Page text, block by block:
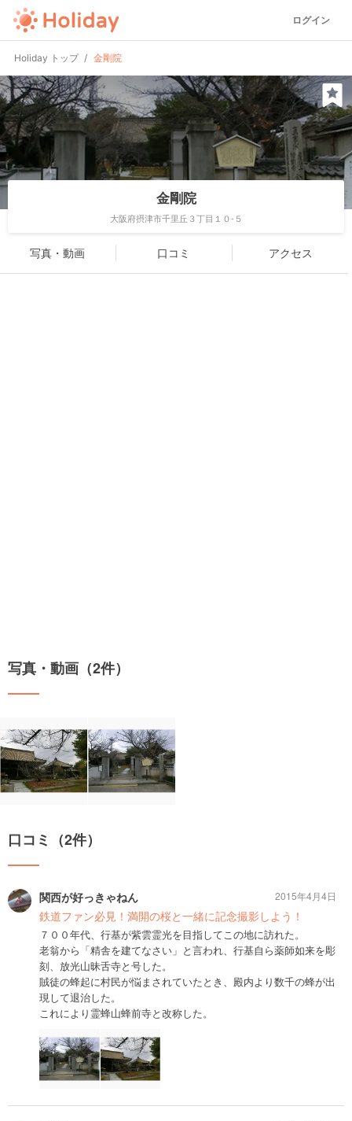
ログイン
Holiday トップ 金剛院
金剛院
大阪府摂津市千里丘３丁目１０-５
写真・動画 口コミ アクセス
写真・動画（2件）
口コミ（2件）
関西が好っきゃねん
鉄道ファン必見！満開の桜と一緒に記念撮影しよう！
７００年代、行基が紫雲霊光を目指してこの地に訪れた。
老翁から「精舎を建てなさい」と言われ、行基自ら薬師如来を彫
刻、放光山昧舌寺と号した。
賊徒の蜂起に村民が悩まされていたとき、殿内より数千の蜂が出
現して退治した。
これにより霊蜂山蜂前寺と改称した。
2015年4月4日